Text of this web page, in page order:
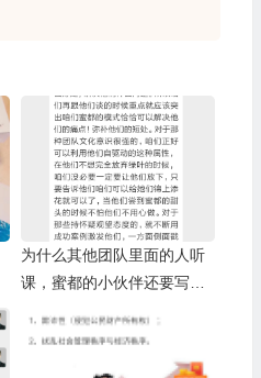
为什么其他团队里面的人听
课，蜜都的小伙伴还要写这
为成交做准备